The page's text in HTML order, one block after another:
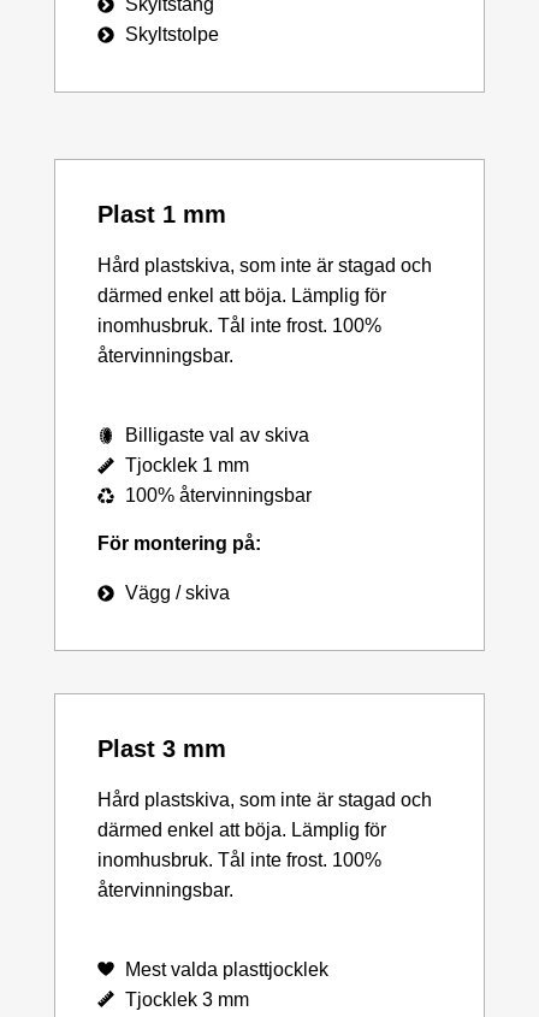
Skyltstång
Skyltstolpe
Plast 1 mm
Hård plastskiva, som inte är stagad och
därmed enkel att böja. Lämplig för
inomhusbruk. Tål inte frost. 100%
återvinningsbar.
Billigaste val av skiva
Tjocklek 1 mm
100% återvinningsbar
För montering på:
Vägg / skiva
Plast 3 mm
Hård plastskiva, som inte är stagad och
därmed enkel att böja. Lämplig för
inomhusbruk. Tål inte frost. 100%
återvinningsbar.
Mest valda plasttjocklek
Tjocklek 3 mm